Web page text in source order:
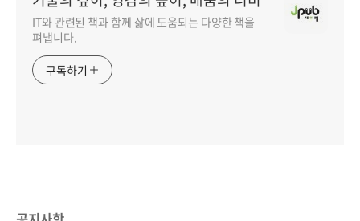
IT와 관련된 책과 함께 삶에 도움되는 다양한 책을
펴냅니다.
구독하기